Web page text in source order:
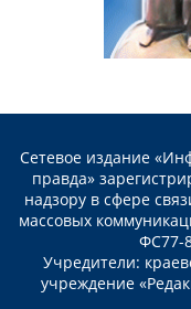
Сетевое издание
правда»
надзору в сфере
массовых
ФС77-
Учредители:
учреждение